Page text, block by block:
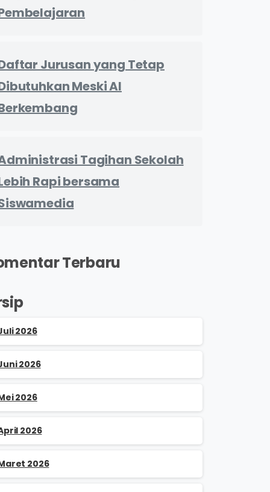
Jurusan yang Tetap
Meski AI
Tagihan Sekolah
Rapi bersama
Terbaru
2026
2026
2026
2026
2026